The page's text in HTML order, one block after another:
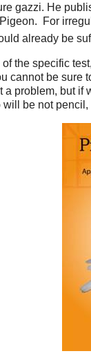
gazzi. He
For
already be
the specific
cannot be sure
a problem, but if
will be not